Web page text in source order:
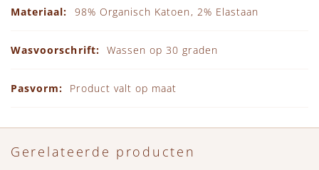
98% Organisch Katoen, 2% Elastaan
Wassen op 30 graden
Product valt op maat
Gerelateerde producten